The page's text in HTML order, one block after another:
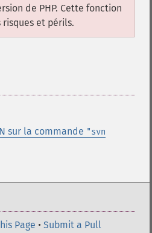
de PHP. Cette fonction
et périls.
sur la commande "svn
Page • Submit a Pull